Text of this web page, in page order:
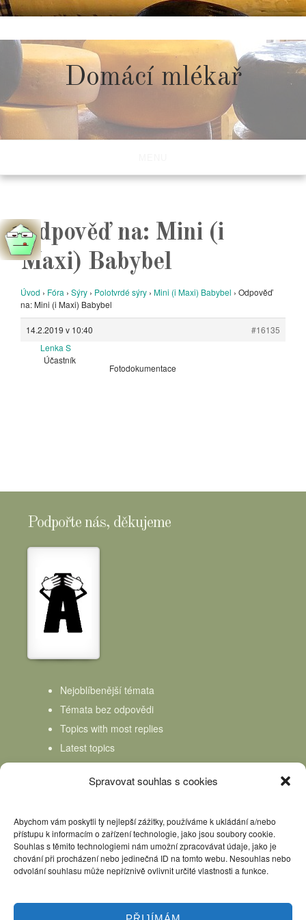
Spravovat souhlas s cookies
Abychom vám poskytli ty nejlepší zážitky, používáme k ukládání a/nebo
přístupu k informacím o zařízení technologie, jako jsou soubory cookie.
Souhlas s těmito technologiemi nám umožní zpracovávat údaje, jako je
chování při procházení nebo jedinečná ID na tomto webu. Nesouhlas nebo
odvolání souhlasu může nepříznivě ovlivnit určité vlastnosti a funkce.
to
content
Domácí mlékař
Odpověď na: Mini (i
Maxi) Babybel
Úvod › Fóra › Sýry › Polotvrdé sýry › Mini (i Maxi) Babybel › Odpověď
na: Mini (i Maxi) Babybel
14.2.2019 v 10:40
#16135
Lenka S
Účastník
Fotodokumentace
Podpořte nás, děkujeme
Nejoblíbenější témata
Témata bez odpovědi
Topics with most replies
Latest topics
Topics Freshness